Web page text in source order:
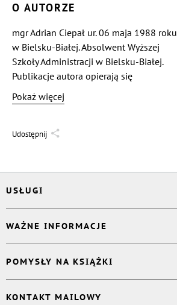
O AUTORZE
mgr Adrian Ciepał ur. 06 maja 1988 roku
w Bielsku-Białej. Absolwent Wyższej
Szkoły Administracji w Bielsku-Białej.
Publikacje autora opierają się
w szczególności na jego
dotychczasowym doświadczeniu,
ludzi chętnie dzielących się swoimi
Pokaż więcej
Udostępnij
USŁUGI
Korektor
Projektant okładki
Druk Twojej książki
Publikacja
WAŻNE INFORMACJE
Książki Ridero
Pomoc
Polityka prywatności
POMYSŁY NA KSIĄŻKI
Dzienniczek malucha
KONTAKT MAILOWY